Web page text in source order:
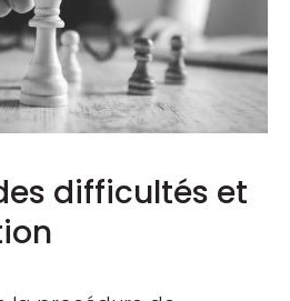
difficultés et